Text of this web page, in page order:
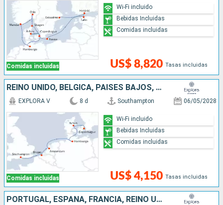
Comidas incluidas US$ 8,820 Tasas incluidas
Wi-Fi incluido
Bebidas Incluidas
Comidas incluidas
REINO UNIDO, BÉLGICA, PAISES BAJOS, ALEMANIA, DINAMARCA
Comidas incluidas
EXPLORA V 8 d Southampton 06/05/2028
US$ 4,150 Tasas incluidas
Wi-Fi incluido
Bebidas Incluidas
Comidas incluidas
PORTUGAL, ESPAÑA, FRANCIA, REINO UNIDO